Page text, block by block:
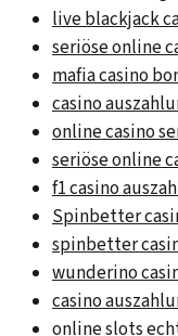
live blackjack
seriöse online
mafia casino
casino
online casino
seriöse online
f1 casino
Spinbetter
spinbetter
wunderino
casino
online slots